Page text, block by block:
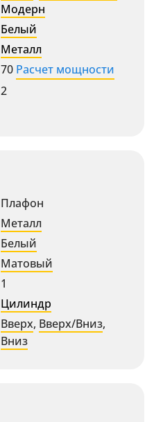
Модерн
Белый
Металл
70 Расчет мощности
2
Плафон
Металл
Белый
Матовый
1
Цилиндр
Вверх, Вверх/Вниз,
Вниз